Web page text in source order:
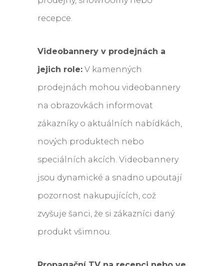
recepce.
Videobannery v prodejnách a
jejich role:V kamenných
prodejnách mohou videobannery
na obrazovkách informovat
zákazníky o aktuálních nabídkách,
nových produktech nebo
speciálních akcích. Videobannery
jsou dynamické a snadno upoutají
pozornost nakupujících, což
zvyšuje šanci, že si zákazníci daný
produkt všimnou.